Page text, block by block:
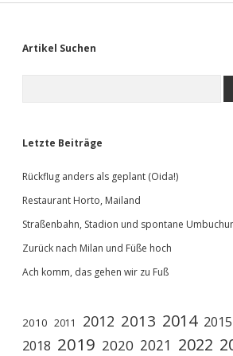
Sidebar
Artikel Suchen
Letzte Beiträge
Rückflug anders als geplant (Oida!)
Restaurant Horto, Mailand
Straßenbahn, Stadion und spontane
Zurück nach Milan und Füße hoch
Ach komm, das gehen wir zu Fuß
2010 2011 2012 2013 2014 2015
2018 2019 2020 2021 2022